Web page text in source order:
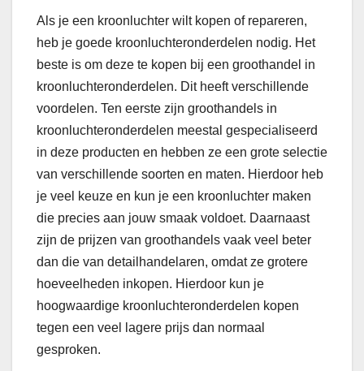
Als je een kroonluchter wilt kopen of repareren,
heb je goede kroonluchteronderdelen nodig. Het
beste is om deze te kopen bij een groothandel in
kroonluchteronderdelen. Dit heeft verschillende
voordelen. Ten eerste zijn groothandels in
kroonluchteronderdelen meestal gespecialiseerd
in deze producten en hebben ze een grote selectie
van verschillende soorten en maten. Hierdoor heb
je veel keuze en kun je een kroonluchter maken
die precies aan jouw smaak voldoet. Daarnaast
zijn de prijzen van groothandels vaak veel beter
dan die van detailhandelaren, omdat ze grotere
hoeveelheden inkopen. Hierdoor kun je
hoogwaardige kroonluchteronderdelen kopen
tegen een veel lagere prijs dan normaal
gesproken.